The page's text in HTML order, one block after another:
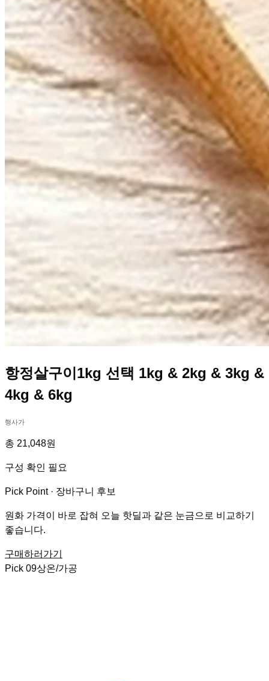
항정살구이1kg 선택 1kg & 2kg & 3kg &
4kg & 6kg
행사가
총 21,048원
구성 확인 필요
Pick Point · 장바구니 후보
원화 가격이 바로 잡혀 오늘 핫딜과 같은 눈금으로 비교하기
좋습니다.
구매하러가기
Pick 09상온/가공